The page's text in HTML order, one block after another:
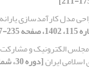
مدل کارآمدسازی
الکترونیک و
ایران